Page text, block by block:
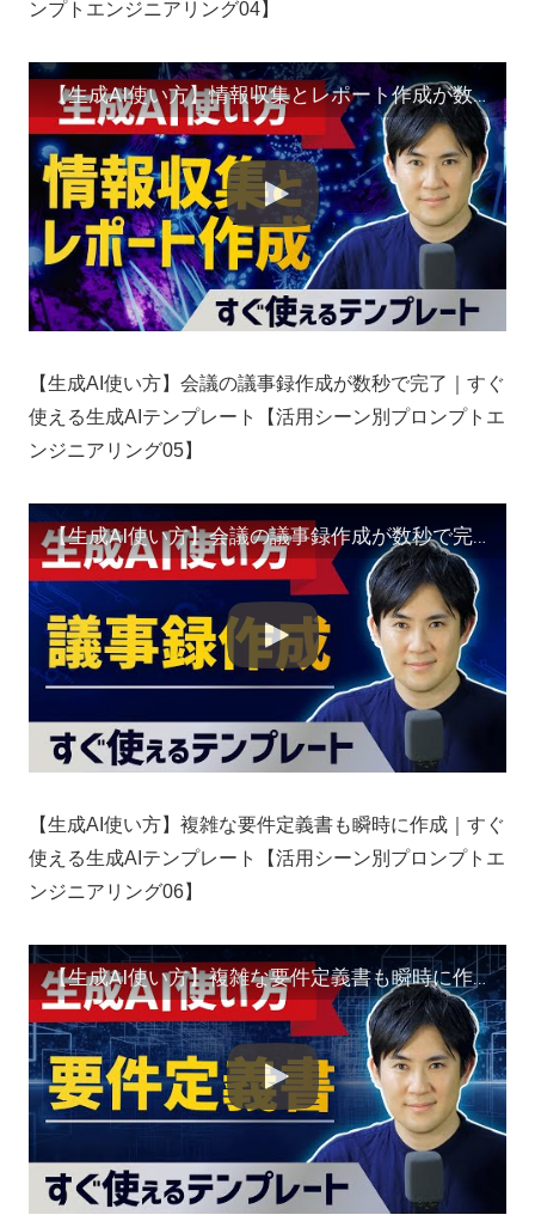
ンプトエンジニアリング04】
【生成AI使い方】情報収集とレポート作成が数秒で終わる｜すぐ使える生成AIテンプレート【活用シーン別プロンプトエンジニアリング04】
【生成AI使い方】会議の議事録作成が数秒で完了｜すぐ
使える生成AIテンプレート【活用シーン別プロンプトエ
ンジニアリング05】
【生成AI使い方】会議の議事録作成が数秒で完了｜すぐ使える生成AIテンプレート【活用シーン別プロンプトエンジニアリング05】
【生成AI使い方】複雑な要件定義書も瞬時に作成｜すぐ
使える生成AIテンプレート【活用シーン別プロンプトエ
ンジニアリング06】
【生成AI使い方】複雑な要件定義書も瞬時に作成｜すぐ使える生成AIテンプレート【活用シーン別プロンプトエンジニアリング06】